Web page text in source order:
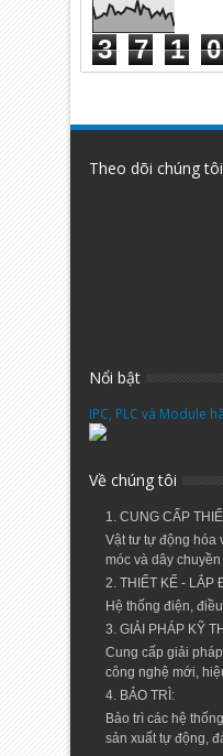
3 7 1 0
Theo dõi chúng
Nổi bật
IPC, PLC và Module
Về chúng tôi
1. CUNG CẤP
Vật tư tự động hóa
móc và dây
2. THIẾT KẾ - LẮP
Hệ thống điện,
3. GIẢI PHÁP KỸ
Cung cấp giải
công nghệ mới,
4. BẢO TRÌ:
Bảo trì các hệ
sản xuất tự động,